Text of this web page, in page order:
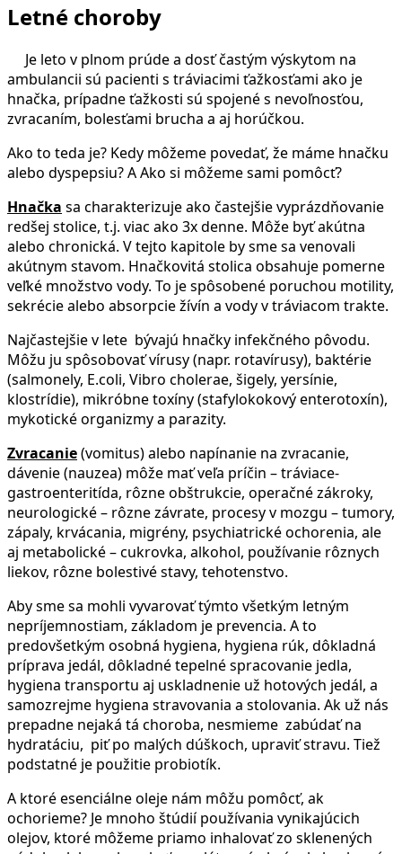
Letné choroby
Je leto v plnom prúde a dosť častým výskytom na
ambulancii sú pacienti s tráviacimi ťažkosťami ako je
hnačka, prípadne ťažkosti sú spojené s nevoľnosťou,
zvracaním, bolesťami brucha a aj horúčkou.
Ako to teda je? Kedy môžeme povedať, že máme hnačku
alebo dyspepsiu? A Ako si môžeme sami pomôcť?
Hnačka sa charakterizuje ako častejšie vyprázdňovanie
redšej stolice, t.j. viac ako 3x denne. Môže byť akútna
alebo chronická. V tejto kapitole by sme sa venovali
akútnym stavom. Hnačkovitá stolica obsahuje pomerne
veľké množstvo vody. To je spôsobené poruchou motility,
sekrécie alebo absorpcie žívín a vody v tráviacom trakte.
Najčastejšie v lete bývajú hnačky infekčného pôvodu.
Môžu ju spôsobovať vírusy (napr. rotavírusy), baktérie
(salmonely, E.coli, Vibro cholerae, šigely, yersínie,
klostrídie), mikróbne toxíny (stafylokokový enterotoxín),
mykotické organizmy a parazity.
Zvracanie(vomitus) alebo napínanie na zvracanie,
dávenie (nauzea) môže mať veľa príčin – tráviace-
gastroenteritída, rôzne obštrukcie, operačné zákroky,
neurologické – rôzne závrate, procesy v mozgu – tumory,
zápaly, krvácania, migrény, psychiatrické ochorenia, ale
aj metabolické – cukrovka, alkohol, používanie rôznych
liekov, rôzne bolestivé stavy, tehotenstvo.
Aby sme sa mohli vyvarovať týmto všetkým letným
nepríjemnostiam, základom je prevencia. A to
predovšetkým osobná hygiena, hygiena rúk, dôkladná
príprava jedál, dôkladné tepelné spracovanie jedla,
hygiena transportu aj uskladnenie už hotových jedál, a
samozrejme hygiena stravovania a stolovania. Ak už nás
prepadne nejaká tá choroba, nesmieme zabúdať na
hydratáciu, piť po malých dúškoch, upraviť stravu. Tiež
podstatné je použitie probiotík.
A ktoré esenciálne oleje nám môžu pomôcť, ak
ochorieme? Je mnoho štúdií používania vynikajúcich
olejov, ktoré môžeme priamo inhalovať zo sklenených